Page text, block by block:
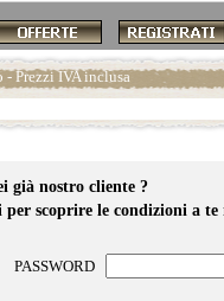
- Prezzi IVA inclusa
già nostro cliente ?
scoprire le condizioni a te
PASSWORD